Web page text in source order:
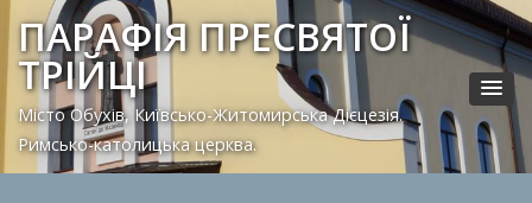
ПАРАФІЯ ПРЕСВЯТОЇ
ТРІЙЦІ
Місто Обухів, Київсько-Житомирська Дієцезія.
Римсько-католицька церква.